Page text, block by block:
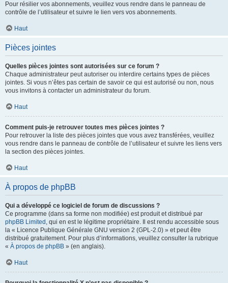
Pour résilier vos abonnements, veuillez vous rendre dans le panneau de
contrôle de l’utilisateur et suivre le lien vers vos abonnements.
Haut
Pièces jointes
Quelles pièces jointes sont autorisées sur ce forum ?
Chaque administrateur peut autoriser ou interdire certains types de pièces
jointes. Si vous n’êtes pas certain de savoir ce qui est autorisé ou non, nous
vous invitons à contacter un administrateur du forum.
Haut
Comment puis-je retrouver toutes mes pièces jointes ?
Pour retrouver la liste des pièces jointes que vous avez transférées, veuillez
vous rendre dans le panneau de contrôle de l’utilisateur et suivre les liens vers
la section des pièces jointes.
Haut
À propos de phpBB
Qui a développé ce logiciel de forum de discussions ?
Ce programme (dans sa forme non modifiée) est produit et distribué par
phpBB Limited , qui en est le légitime propriétaire. Il est rendu accessible sous
la « Licence Publique Générale GNU version 2 (GPL-2.0) » et peut être
distribué gratuitement. Pour plus d’informations, veuillez consulter la rubrique
« À propos de phpBB » (en anglais).
Haut